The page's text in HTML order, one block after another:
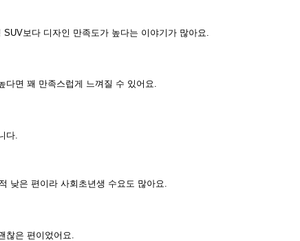
보다 디자인 만족도가 높다는 이야기가 많아요.
다면 꽤 만족스럽게 느껴질 수 있어요.
다.
낮은 편이라 사회초년생 수요도 많아요.
은 편이었어요.